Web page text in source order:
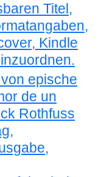
Titel,
Kindle
epische
de un
Rothfuss